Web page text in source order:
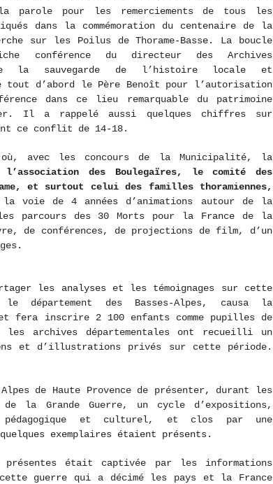
parole pour les remerciements de tous les
dans la commémoration du centenaire de la
sur les Poilus de Thorame-Basse. La boucle
conférence du directeur des Archives
de la sauvegarde de l’histoire locale et
tout d’abord le Père Benoît pour l’autorisation
dans ce lieu remarquable du patrimoine
Il a rappelé aussi quelques chiffres sur
ce conflit de 14-18.
où, avec les concours de la Municipalité, la
l’association des Boulegaïres, le comité des
et surtout celui des familles thoramiennes,
voie de 4 années d’animations autour de la
parcours des 30 Morts pour la France de la
livre, de conférences, de projections de film, d’un
les analyses et les témoignages sur cette
département des Basses-Alpes, causa la
fera inscrire 2 100 enfants comme pupilles de
archives départementales ont recueilli un
et d’illustrations privés sur cette période.
de Haute Provence de présenter, durant les
de la Grande Guerre, un cycle d’expositions,
pédagogique et culturel, et clos par une
exemplaires étaient présents.
présentes était captivée par les informations
guerre qui a décimé les pays et la France